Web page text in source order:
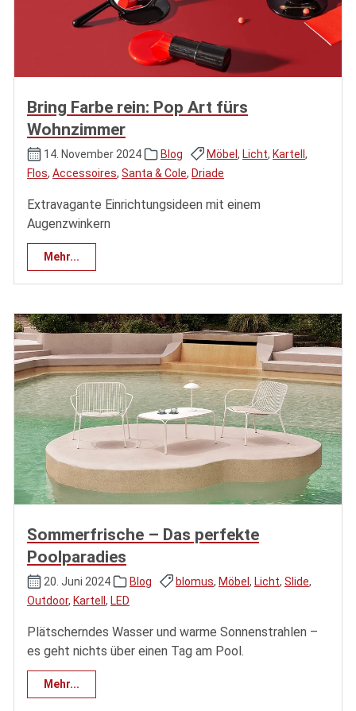
Bring Farbe rein: Pop Art fürs
Wohnzimmer
14. November 2024 Blog Möbel , Licht, Kartell ,
Flos, Accessoires, Santa & Cole, Driade
Extravagante Einrichtungsideen mit einem
Augenzwinkern
Mehr...
Sommerfrische – Das perfekte
Poolparadies
20. Juni 2024 Blog blomus, Möbel , Licht, Slide,
Outdoor, Kartell , LED
Plätscherndes Wasser und warme Sonnenstrahlen –
es geht nichts über einen Tag am Pool.
Mehr...